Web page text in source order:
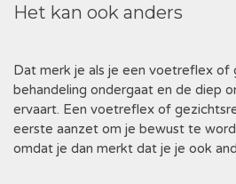
Het kan ook anders
Dat merk je als je een voetreflex of
behandeling ondergaat en de diep
ervaart. Een voetreflex of
eerste aanzet om je bewust te
omdat je dan merkt dat je je ook